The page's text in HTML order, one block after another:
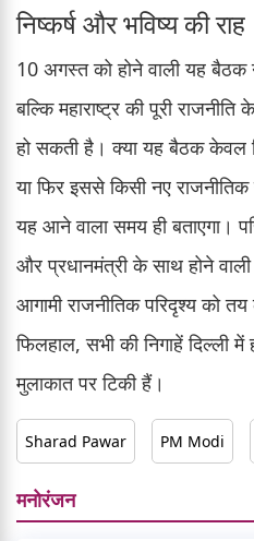
निष्कर्ष और भविष्य की राह
10 अगस्त को होने वाली यह
बल्कि महाराष्ट्र की पूरी
हो सकती है। क्या यह बैठक केवल
या फिर इससे किसी नए
यह आने वाला समय ही बताएगा।
और प्रधानमंत्री के साथ होने
आगामी राजनीतिक परिदृश्य को
फिलहाल, सभी की निगाहें दिल्ली में
मुलाकात पर टिकी हैं।
Sharad Pawar PM Modi
मनोरंजन